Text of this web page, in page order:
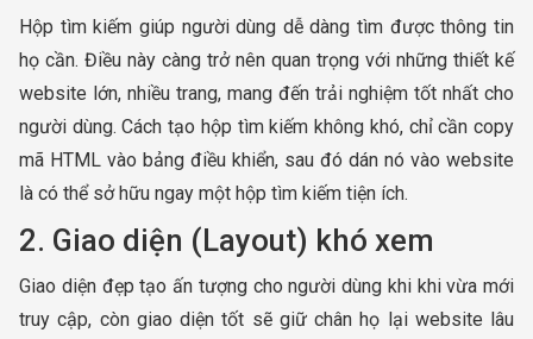
Hộp tìm kiếm giúp người dùng dễ dàng tìm được thông tin
họ cần. Điều này càng trở nên quan trọng với những thiết kế
website lớn, nhiều trang, mang đến trải nghiệm tốt nhất cho
người dùng. Cách tạo hộp tìm kiếm không khó, chỉ cần copy
mã HTML vào bảng điều khiển, sau đó dán nó vào website
là có thể sở hữu ngay một hộp tìm kiếm tiện ích.
2. Giao diện (Layout) khó xem
Giao diện đẹp tạo ấn tượng cho người dùng khi khi vừa mới
truy cập, còn giao diện tốt sẽ giữ chân họ lại website lâu